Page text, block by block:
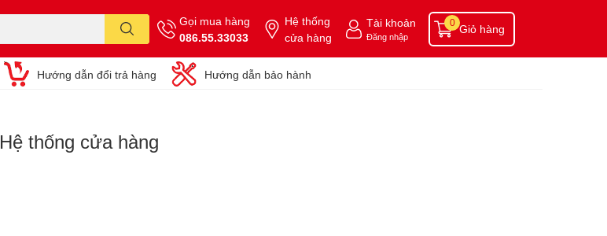
Gọi mua hàng
086.55.33033
Hệ thống
cửa hàng
Tài khoản
Đăng nhập
Giỏ hàng
0
Hướng dẫn đổi trả hàng Hướng dẫn bảo hành
Hệ thống cửa hàng